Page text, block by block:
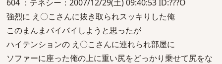
604 ：テネシー：2007/12/29(土) 09:40:53 ID:???O
強烈に え〇こさんに抜き取られスッキりした俺
このまんまバイバイしようと思ったが
ハイテンションの え〇こさんに連れられ部屋に
ソファーに座った俺の上に重い尻をどっかり乗せて尻をな